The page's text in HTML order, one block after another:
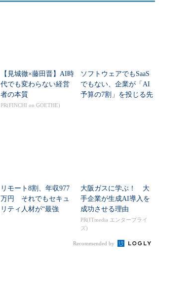
【見城徹×藤田晋】AI時
代でも変わらない経営
者の本質
PR(FINCHI on GOETHE)
ソフトウェアでもSaaS
でもない、企業が「AI
予算の7割」を投じる先
リモート8割、年収977
万円 それでもセキュ
リティ人材が“最強
大阪ガスに学ぶ！ 大
手企業が生成AI導入を
成功させる理由
PR(ITmedia エンタープライ
ズ)
Recommended by